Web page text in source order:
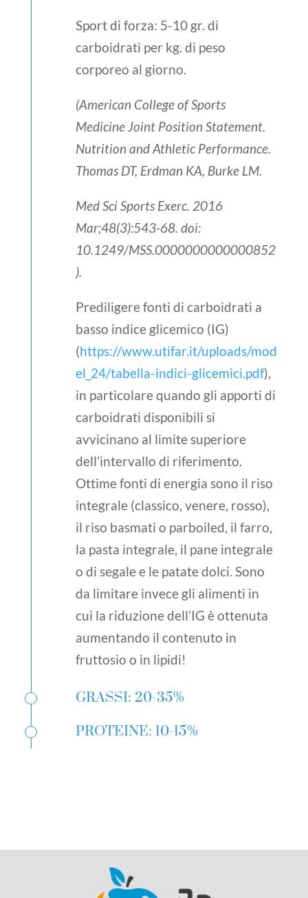
Sport di forza: 5-10 gr. di
carboidrati per kg. di peso
corporeo al giorno.
(American College of Sports
Medicine Joint Position Statement.
Nutrition and Athletic Performance.
Thomas DT, Erdman KA, Burke LM.
Med Sci Sports Exerc. 2016
Mar;48(3):543-68. doi:
10.1249/MSS.0000000000000852
).
Prediligere fonti di carboidrati a
basso indice glicemico (IG)
(https://www.utifar.it/uploads/mod
el_24/tabella-indici-glicemici.pdf),
in particolare quando gli apporti di
carboidrati disponibili si
avvicinano al limite superiore
dell’intervallo di riferimento.
Ottime fonti di energia sono il riso
integrale (classico, venere, rosso),
il riso basmati o parboiled, il farro,
la pasta integrale, il pane integrale
o di segale e le patate dolci. Sono
da limitare invece gli alimenti in
cui la riduzione dell’IG è ottenuta
aumentando il contenuto in
fruttosio o in lipidi!
GRASSI: 20-35%
PROTEINE: 10-15%